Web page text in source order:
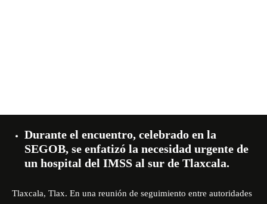
Durante el encuentro, celebrado en la
SEGOB, se enfatizó la necesidad urgente de
un hospital del IMSS al sur de Tlaxcala.
Tlaxcala, Tlax. En una reunión de seguimiento entre autoridades